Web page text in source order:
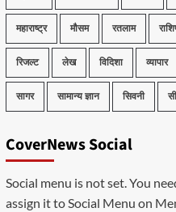
महाराष्ट्र मौसम रतलाम
रिजल्ट लेख विदिशा व्यापार
सागर सामान्य ज्ञान सिवनी
CoverNews Social
Social menu is not set. You
assign it to Social Menu on